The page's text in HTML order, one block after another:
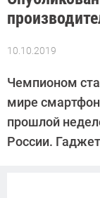
10.10.2019
Автор:
Кошик
Чемпионом
мире
прошлой
России.